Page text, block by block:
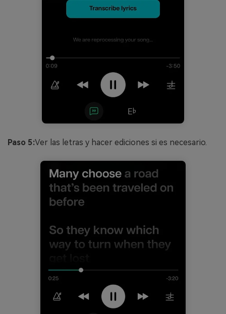
Paso 5:Ver las letras y hacer ediciones si es necesario.